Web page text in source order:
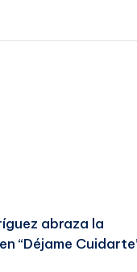
abraza la
“Déjame